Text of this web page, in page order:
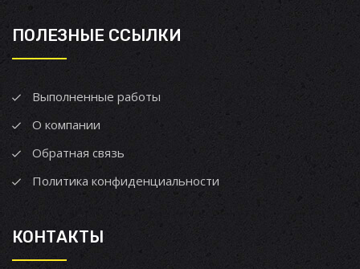
ПОЛЕЗНЫЕ ССЫЛКИ
Выполненные работы
О компании
Обратная связь
Политика конфиденциальности
КОНТАКТЫ